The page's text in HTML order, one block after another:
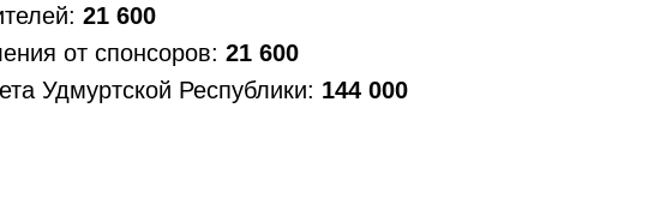
21 600
от спонсоров: 21 600
Удмуртской Республики: 144 000